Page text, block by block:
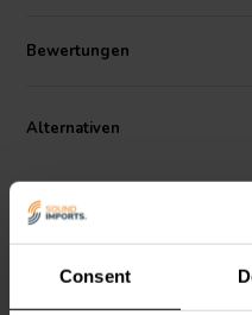
Consent
hervorgebracht, die sich durch
gleichmäßiges
ist, machen ihn seine
Bandbreite von Anwendungen.
wird durch das auffällige
ergänzt - er sieht auch in Dipol-
Bewertungen
Alternativen